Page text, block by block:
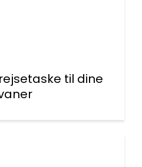
til dine